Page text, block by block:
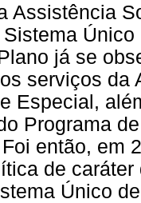
Assistência
já se
serviços da
Especial,
Programa
então, em
de
Único